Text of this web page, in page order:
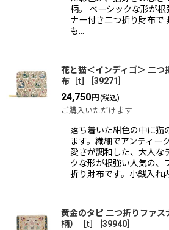
柄。 ベーシックな形が
ナー付き二つ折り財布で
も…
花と猫＜インディゴ＞ 二つ
布［t］
39271
24,750円 (税込)
ご購入いただけます
落ち着いた紺色の中に猫
ます。繊細でアンティー
愛さが調和した、大人な
クな形が根強い人気の、
折り財布です。小銭入れ
黄金のタピ 二つ折りファス
柄）［t］
39940